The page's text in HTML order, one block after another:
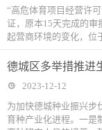
“高危体育项目经营许
证，原本15天完成的审
起营商环境的变化，位
德城区多举措推进
2023-12-12
为加快德城种业振兴步
育种产业化进程。一是